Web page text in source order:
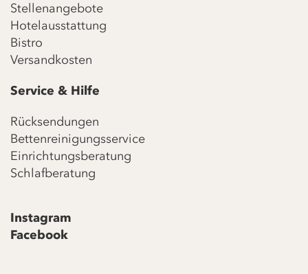
Stellenangebote
Hotelausstattung
Bistro
Versandkosten
Service & Hilfe
Rücksendungen
Bettenreinigungsservice
Einrichtungsberatung
Schlafberatung
Instagram
Facebook